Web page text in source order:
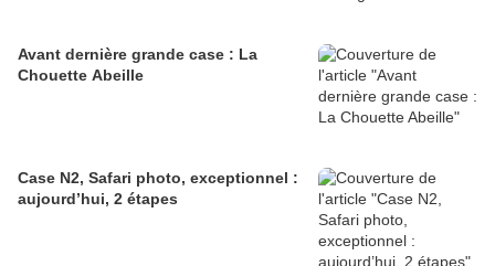
Avant dernière grande case : La
Chouette Abeille
Case N2, Safari photo, exceptionnel :
aujourd’hui, 2 étapes